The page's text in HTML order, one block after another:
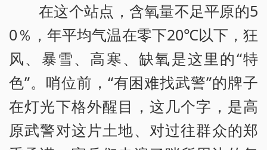
在这个站点，含氧量不足平原的5
0％，年平均气温在零下20℃以下，狂
风、暴雪、高寒、缺氧是这里的“特
色”。哨位前，“有困难找武警”的牌子
在灯光下格外醒目，这几个字，是高
原武警对这片土地、对过往群众的郑